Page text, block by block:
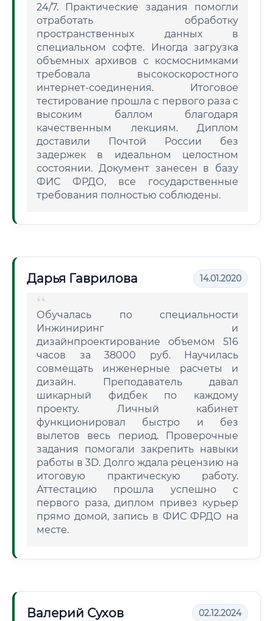
24/7. Практические задания помогли
отработать обработку
пространственных данных в
специальном софте. Иногда загрузка
объемных архивов с космоснимками
требовала высокоскоростного
интернет-соединения. Итоговое
тестирование прошла с первого раза с
высоким баллом благодаря
качественным лекциям. Диплом
доставили Почтой России без
задержек в идеальном целостном
состоянии. Документ занесен в базу
ФИС ФРДО, все государственные
требования полностью соблюдены.
Дарья Гаврилова 14.01.2020
Обучалась по специальности
Инжиниринг и
дизайнпроектирование объемом 516
часов за 38000 руб. Научилась
совмещать инженерные расчеты и
дизайн. Преподаватель давал
шикарный фидбек по каждому
проекту. Личный кабинет
функционировал быстро и без
вылетов весь период. Проверочные
задания помогали закрепить навыки
работы в 3D. Долго ждала рецензию на
итоговую практическую работу.
Аттестацию прошла успешно с
первого раза, диплом привез курьер
прямо домой, запись в ФИС ФРДО на
месте.
Валерий Сухов 02.12.2024